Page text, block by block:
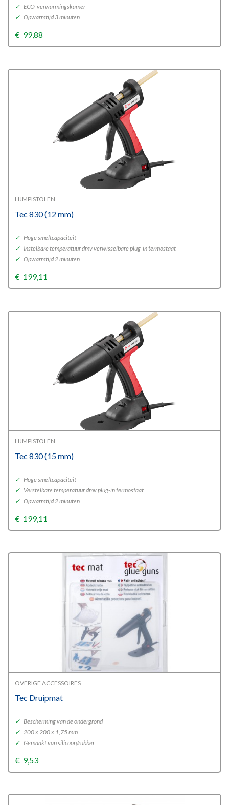
✓ ECO-verwarmingskamer
✓ Opwarmtijd 3 minuten
€ 99,88
LIJMPISTOLEN
Tec 830 (12 mm)
✓ Hoge smeltcapaciteit
✓ Instelbare temperatuur dmv verwisselbare plug-in termostaat
✓ Opwarmtijd 2 minuten
€ 199,11
LIJMPISTOLEN
Tec 830 (15 mm)
✓ Hoge smeltcapaciteit
✓ Verstelbare temperatuur dmv plug-in termostaat
✓ Opwarmtijd 2 minuten
€ 199,11
OVERIGE ACCESSOIRES
Tec Druipmat
✓ Bescherming van de ondergrond
✓ 200 x 200 x 1,75 mm
✓ Gemaakt van silicoon/rubber
€ 9,53